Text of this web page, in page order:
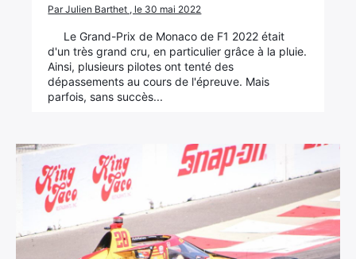
Par Julien Barthet , le 30 mai 2022
Le Grand-Prix de Monaco de F1 2022 était
d'un très grand cru, en particulier grâce à la pluie.
Ainsi, plusieurs pilotes ont tenté des
dépassements au cours de l'épreuve. Mais
parfois, sans succès...